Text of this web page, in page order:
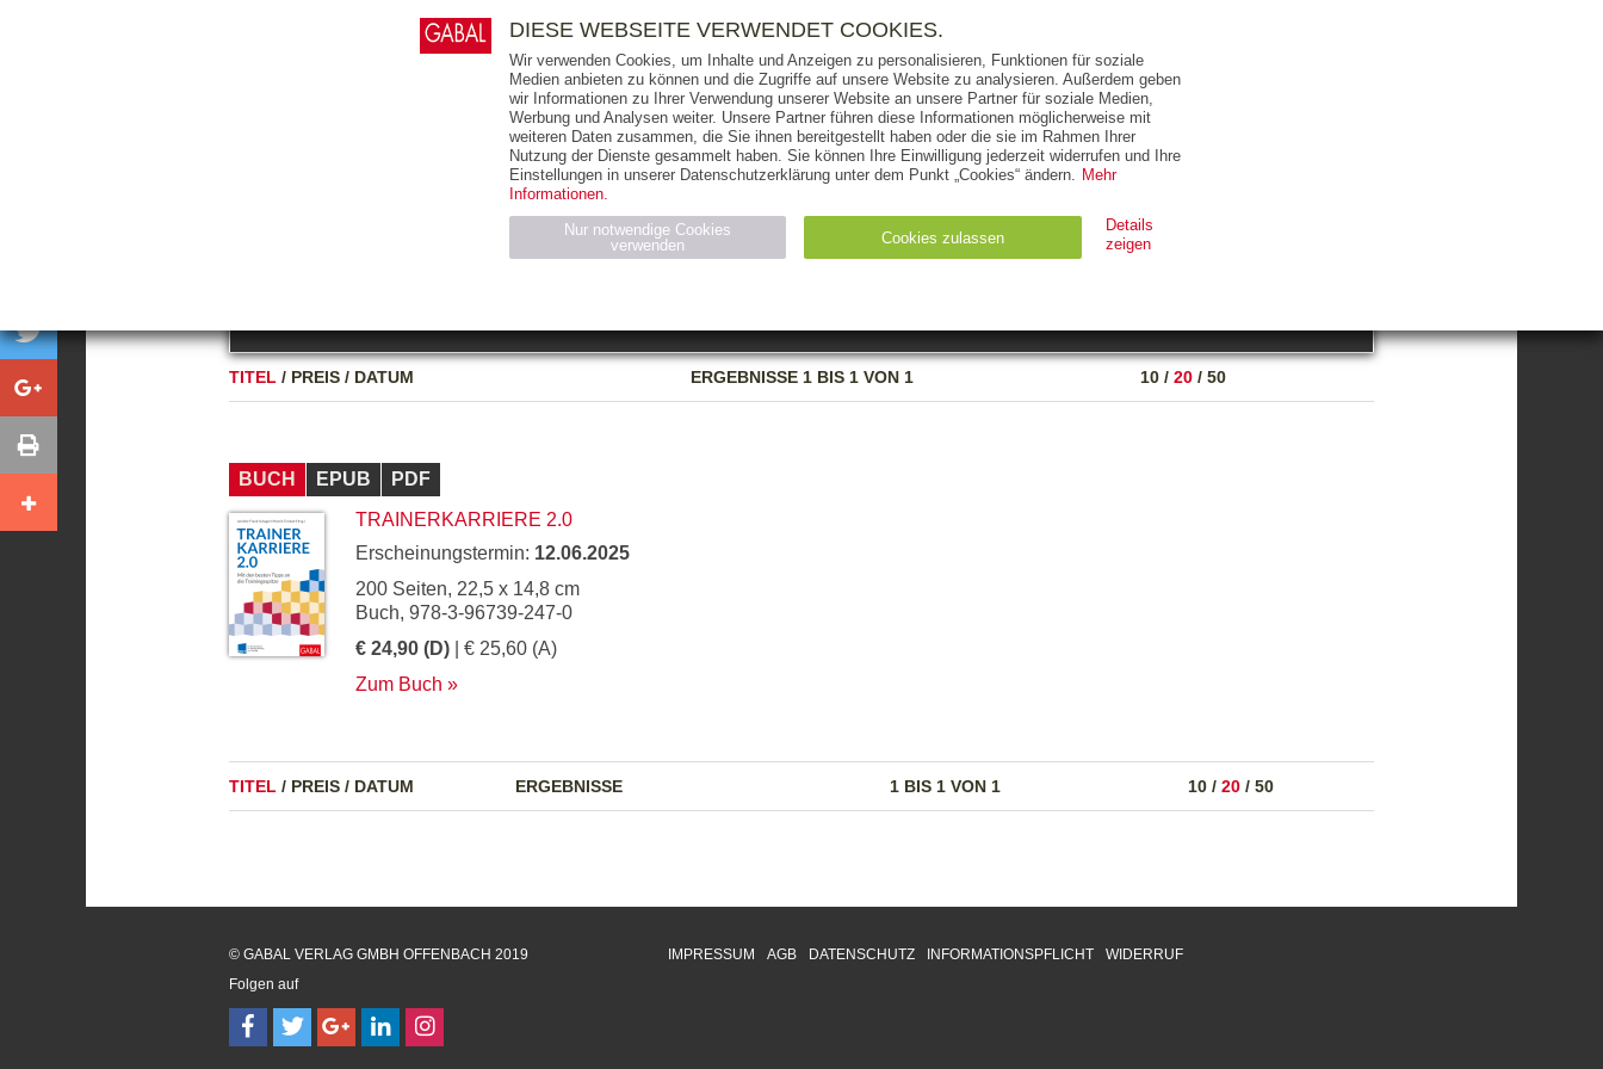
AUSGABEART AUS DER REIHE ZUM THEMA
TITEL / PREIS / DATUM ERGEBNISSE1 BIS 1 VON 1 10 / 20 / 50
BUCH EPUB
PDF
TRAINERKARRIERE 2.0
Erscheinungstermin: 12.06.2025
200 Seiten, 22,5 x 14,8 cm
Buch, 978-3-96739-247-0
€ 24,90 (D) | € 25,60 (A)
Zum Buch
TITEL / PREIS / DATUM ERGEBNISSE 1 BIS 1 VON 1 10 / 20 / 50
E-BOOKS AUDIO-CDS MP3 NON-BOOKS
THEMEN AUTOREN VERLAG
RIGHTS PRESSE HANDEL FÜR UNTERNEHMEN
IMPRESSUM AGB DATENSCHUTZ INFORMATIONSPFLICHT WIDERRUF
© GABAL VERLAG GMBH OFFENBACH 2019
Folgen auf
DIESE WEBSEITE VERWENDET COOKIES.
Wir verwenden Cookies, um Inhalte und Anzeigen zu personalisieren, Funktionen für soziale
Medien anbieten zu können und die Zugriffe auf unsere Website zu analysieren. Außerdem geben
wir Informationen zu Ihrer Verwendung unserer Website an unsere Partner für soziale Medien,
Werbung und Analysen weiter. Unsere Partner führen diese Informationen möglicherweise mit
weiteren Daten zusammen, die Sie ihnen bereitgestellt haben oder die sie im Rahmen Ihrer
Nutzung der Dienste gesammelt haben. Sie können Ihre Einwilligung jederzeit widerrufen und Ihre
Einstellungen in unserer Datenschutzerklärung unter dem Punkt „Cookies“ ändern. Mehr
Informationen.
Nur notwendige Cookies
verwenden
Cookies zulassen
Details
zeigen
Name Anbieter Zweck Ablauf
Typ
Wird für die Speicherung der Benutzer-Session verwendet HTTP